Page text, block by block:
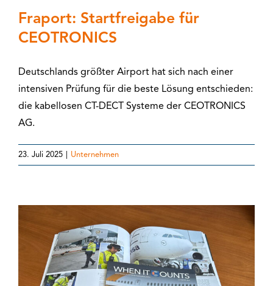
Fraport: Startfreigabe für
CEOTRONICS
Deutschlands größter Airport hat sich nach einer
intensiven Prüfung für die beste Lösung entschieden:
die kabellosen CT-DECT Systeme der CEOTRONICS
AG.
23. Juli 2025 Unternehmen